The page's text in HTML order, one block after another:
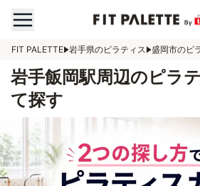
FIT PALETTE 岩手県のピラティス 盛岡市のピ
岩手飯岡駅周辺のピラ
て探す